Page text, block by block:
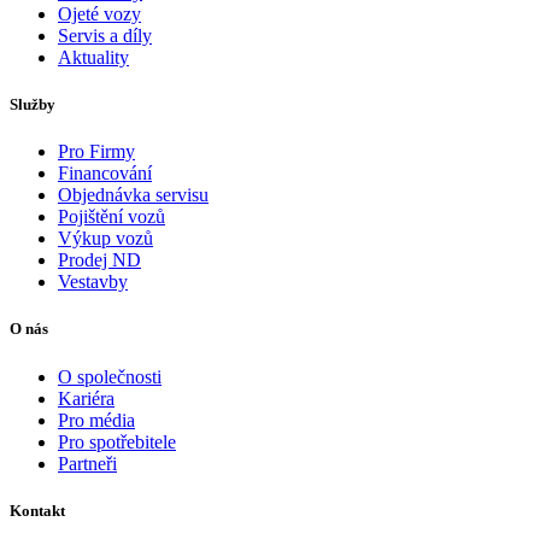
Ojeté vozy
Servis a díly
Aktuality
Služby
Pro Firmy
Financování
Objednávka servisu
Pojištění vozů
Výkup vozů
Prodej ND
Vestavby
O nás
O společnosti
Kariéra
Pro média
Pro spotřebitele
Partneři
Kontakt